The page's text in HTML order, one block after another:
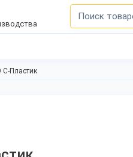
Пластик